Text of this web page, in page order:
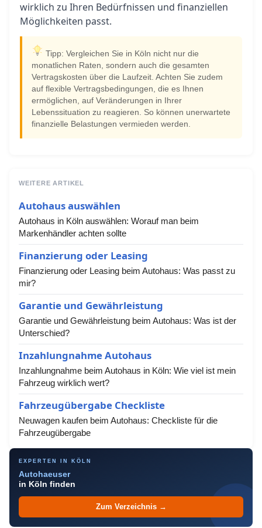
wirklich zu Ihren Bedürfnissen und finanziellen
Möglichkeiten passt.
Tipp: Vergleichen Sie in Köln nicht nur die
monatlichen Raten, sondern auch die gesamten
Vertragskosten über die Laufzeit. Achten Sie zudem
auf flexible Vertragsbedingungen, die es Ihnen
ermöglichen, auf Veränderungen in Ihrer
Lebenssituation zu reagieren. So können unerwartete
finanzielle Belastungen vermieden werden.
WEITERE ARTIKEL
Autohaus auswählen
Autohaus in Köln auswählen: Worauf man beim
Markenhändler achten sollte
Finanzierung oder Leasing
Finanzierung oder Leasing beim Autohaus: Was passt zu
mir?
Garantie und Gewährleistung
Garantie und Gewährleistung beim Autohaus: Was ist der
Unterschied?
Inzahlungnahme Autohaus
Inzahlungnahme beim Autohaus in Köln: Wie viel ist mein
Fahrzeug wirklich wert?
Fahrzeugübergabe Checkliste
Neuwagen kaufen beim Autohaus: Checkliste für die
Fahrzeugübergabe
EXPERTEN IN KÖLN
Autohaeuser
in Köln finden
Zum Verzeichnis →